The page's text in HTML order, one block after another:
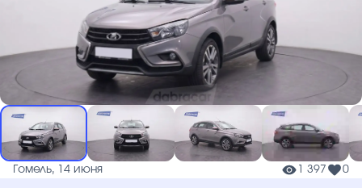
Гомель, 14 июня 1 397 0